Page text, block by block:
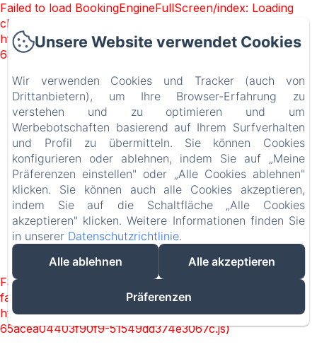
Failed to load BookingEngineFullScreen/index: Loading
chunk 93 failed. (missing:
https://d1cmur5l0xva3h.cloudfront.net/packs/93-
65acea04403f90f9-51549dd374e3067c.js)
la récréation - maison d'hôtes et
appartements
DatenschutzerklärungRechtliche Informationen
Cookie-Informationen
2 Imp. Aribart, Châtelaudren-Plouagat, 22170, Frankreich
contact@larecreationbretagne.fr
+33 9 86 55 13 17
Powered mit Amenitiz
Failed to load BookingEngine/index: Loading chunk 93
failed. (missing:
https://d1cmur5l0xva3h.cloudfront.net/packs/93-
65acea04403f90f9-51549dd374e3067c.js)
Unsere Website verwendet Cookies
Wir verwenden Cookies und Tracker (auch von
Drittanbietern), um Ihre Browser-Erfahrung zu
verstehen und zu optimieren und um
Werbebotschaften basierend auf Ihrem Surfverhalten
und Profil zu übermitteln. Sie können Cookies
konfigurieren oder ablehnen, indem Sie auf „Meine
Präferenzen einstellen" oder „Alle Cookies ablehnen"
klicken. Sie können auch alle Cookies akzeptieren,
indem Sie auf die Schaltfläche „Alle Cookies
akzeptieren" klicken. Weitere Informationen finden Sie
in unserer Datenschutzrichtlinie.
Alle ablehnen
Alle akzeptieren
Präferenzen